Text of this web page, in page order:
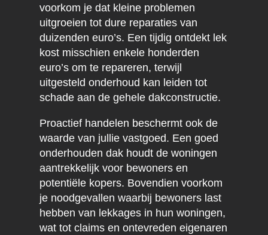
voorkom je dat kleine problemen
uitgroeien tot dure reparaties van
duizenden euro’s. Een tijdig ontdekt lek
kost misschien enkele honderden
euro’s om te repareren, terwijl
uitgesteld onderhoud kan leiden tot
schade aan de gehele dakconstructie.
Proactief handelen beschermt ook de
waarde van jullie vastgoed. Een goed
onderhouden dak houdt de woningen
aantrekkelijk voor bewoners en
potentiële kopers. Bovendien voorkom
je noodgevallen waarbij bewoners last
hebben van lekkages in hun woningen,
wat tot claims en ontevreden eigenaren